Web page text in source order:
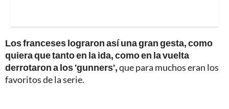
Los franceses lograron así una gran gesta, como
quiera que tanto en la ida, como en la vuelta
derrotaron a los 'gunners',que para muchos eran los
favoritos de la serie.